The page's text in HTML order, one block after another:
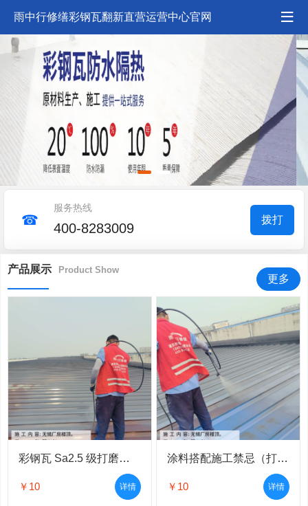
雨中行修缮彩钢瓦翻新直营运营中心官网
☎
服务热线
400-8283009
拨打
产品展示 Product Show
更多
彩钢瓦 Sa2.5 级打磨除锈喷漆施工验收规范｜专业屋面防腐技术分享
￥10 详情
涂料搭配施工禁忌（打磨除锈后千万别踩坑）
￥10 详情